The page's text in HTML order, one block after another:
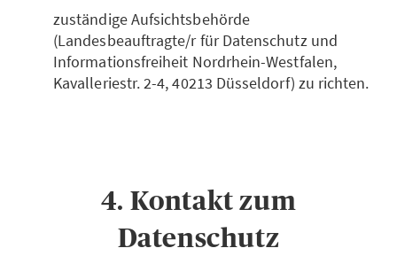
zuständige Aufsichtsbehörde
(Landesbeauftragte/r für Datenschutz und
Informationsfreiheit Nordrhein-Westfalen,
Kavalleriestr. 2-4, 40213 Düsseldorf) zu richten.
4. Kontakt zum
Datenschutz